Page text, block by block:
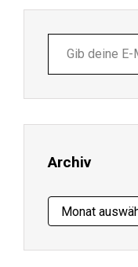
deine
E-
ein ...
Archiv
Archiv